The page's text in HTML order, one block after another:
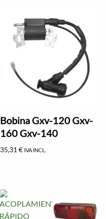
Bobina Gxv-120 Gxv-
160 Gxv-140
35,31€ IVA INCL.